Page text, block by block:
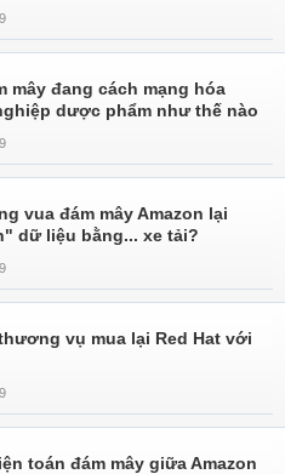
mây đang cách mạng hóa
dược phẩm như thế nào
vua đám mây Amazon lại
dữ liệu bằng... xe tải?
vụ mua lại Red Hat với
toán đám mây giữa Amazon